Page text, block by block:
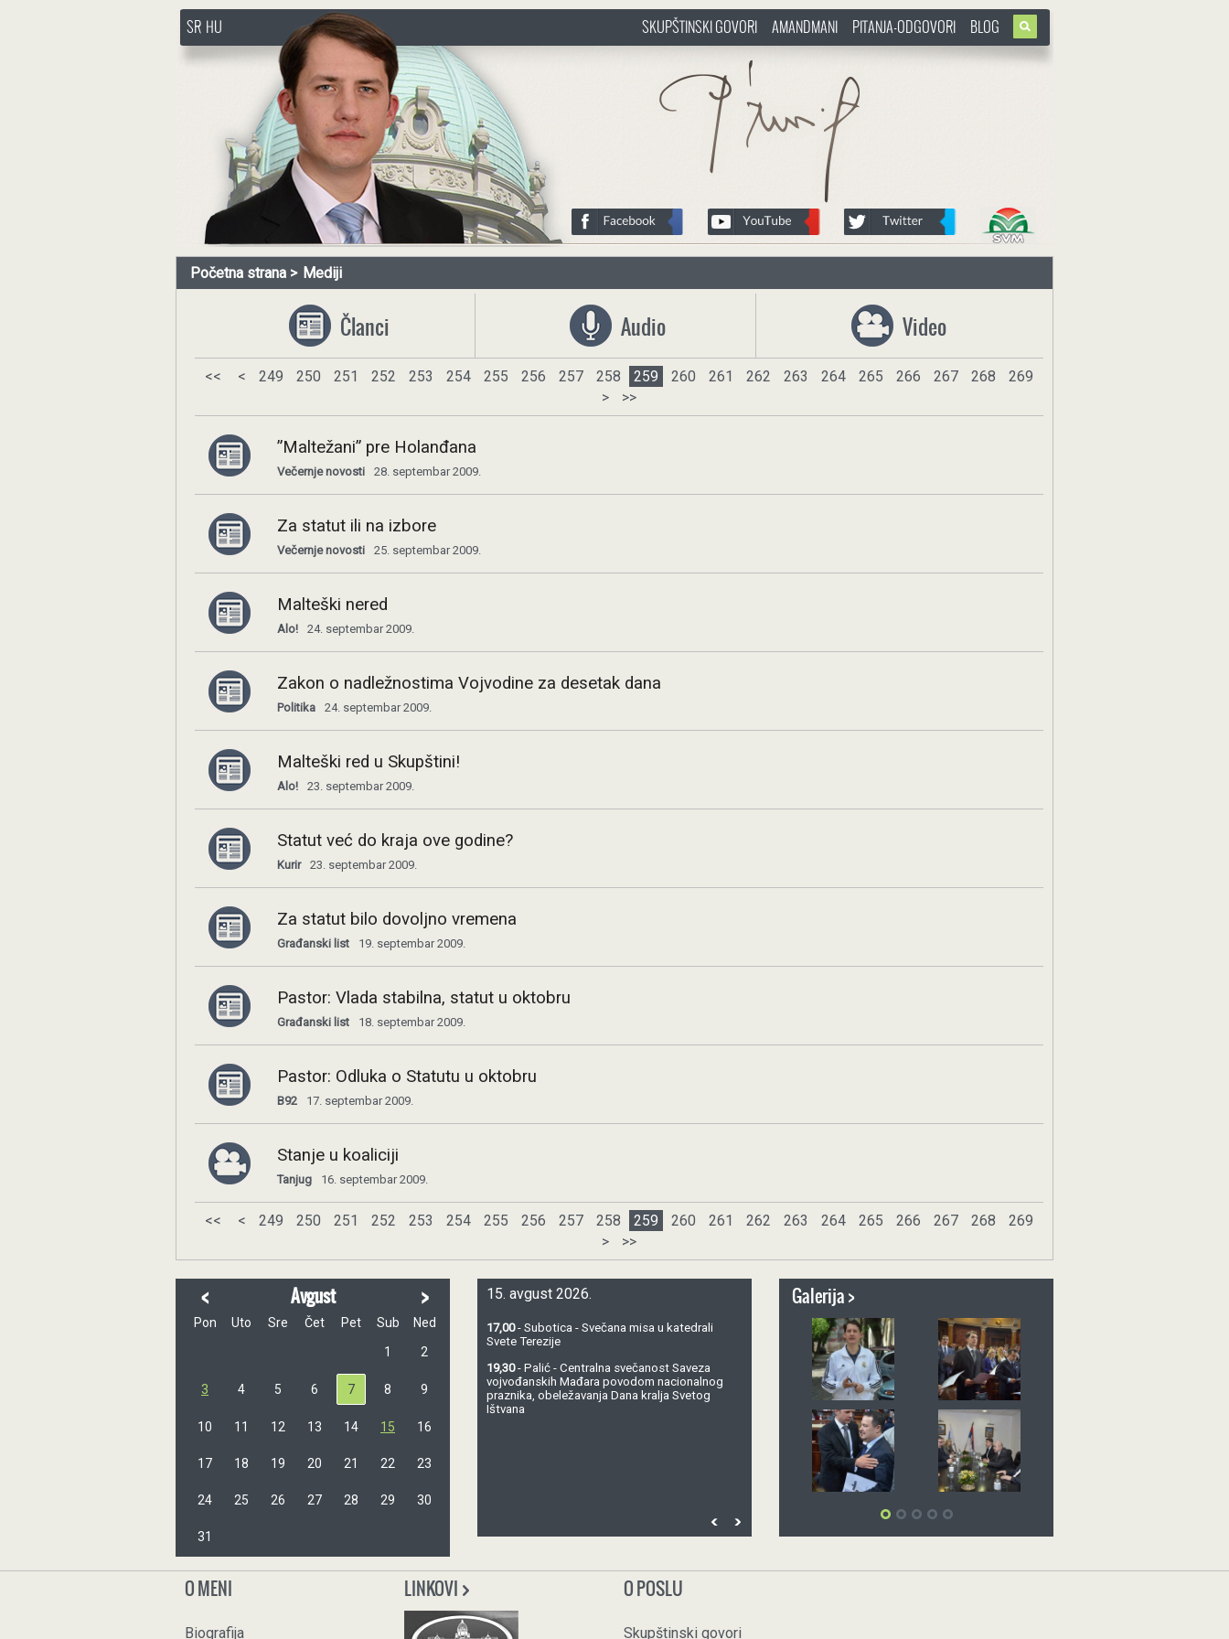
http://www.pasztorbalint.rs/sr
SR HU
http://www.pasztorbalint.rs/sr
SKUPŠTINSKI GOVORI AMANDMANI PITANJA-ODGOVORI BLOG
Početna strana Mediji
Članci Audio Video
<< < 249 250 251 252 253 254 255 256 257 258 259 260 261 262 263 264 265 266 267 268
269
>
>>
”Maltežani” pre Holanđana
Večernje novosti 28. septembar 2009.
Za statut ili na izbore
Večernje novosti 25. septembar 2009.
Malteški nered
Alo! 24. septembar 2009.
Zakon o nadležnostima Vojvodine za desetak dana
Politika 24. septembar 2009.
Malteški red u Skupštini!
Alo! 23. septembar 2009.
Statut već do kraja ove godine?
Kurir 23. septembar 2009.
Za statut bilo dovoljno vremena
Građanski list 19. septembar 2009.
Pastor: Vlada stabilna, statut u oktobru
Građanski list 18. septembar 2009.
Pastor: Odluka o Statutu u oktobru
B92 17. septembar 2009.
Stanje u koaliciji
Tanjug 16. septembar 2009.
<< < 249 250 251 252 253 254 255 256 257 258 259 260 261 262 263 264 265 266 267 268
269
>
>>
< Avgust >
Pon Uto Sre Čet Pet Sub
Ned
1
2
3 4 5 6 7 8 9
10 11 12 13 14 15 16
17 18 19 20 21 22 23
24 25 26 27 28 29 30
31
15. avgust 2026.
17,00- Subotica - Svečana misa u katedrali
Svete Terezije
19,30- Palić - Centralna svečanost Saveza
vojvođanskih Mađara povodom nacionalnog
praznika, obeležavanja Dana kralja Svetog
Ištvana
Galerija >
O MENI
Biografija
LINKOVI O POSLU
Skupštinski govori